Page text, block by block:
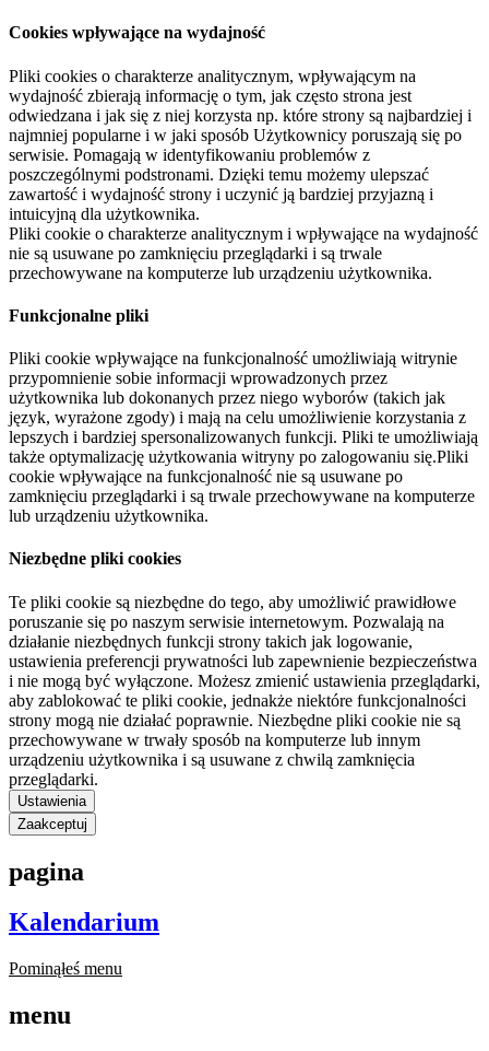
Cookies wpływające na wydajność
Pliki cookies o charakterze analitycznym, wpływającym na
wydajność zbierają informację o tym, jak często strona jest
odwiedzana i jak się z niej korzysta np. które strony są najbardziej i
najmniej popularne i w jaki sposób Użytkownicy poruszają się po
serwisie. Pomagają w identyfikowaniu problemów z
poszczególnymi podstronami. Dzięki temu możemy ulepszać
zawartość i wydajność strony i uczynić ją bardziej przyjazną i
intuicyjną dla użytkownika.
Pliki cookie o charakterze analitycznym i wpływające na wydajność
nie są usuwane po zamknięciu przeglądarki i są trwale
przechowywane na komputerze lub urządzeniu użytkownika.
Funkcjonalne pliki
Pliki cookie wpływające na funkcjonalność umożliwiają witrynie
przypomnienie sobie informacji wprowadzonych przez
użytkownika lub dokonanych przez niego wyborów (takich jak
język, wyrażone zgody) i mają na celu umożliwienie korzystania z
lepszych i bardziej spersonalizowanych funkcji. Pliki te umożliwiają
także optymalizację użytkowania witryny po zalogowaniu się.Pliki
cookie wpływające na funkcjonalność nie są usuwane po
zamknięciu przeglądarki i są trwale przechowywane na komputerze
lub urządzeniu użytkownika.
Niezbędne pliki cookies
Te pliki cookie są niezbędne do tego, aby umożliwić prawidłowe
poruszanie się po naszym serwisie internetowym. Pozwalają na
działanie niezbędnych funkcji strony takich jak logowanie,
ustawienia preferencji prywatności lub zapewnienie bezpieczeństwa
i nie mogą być wyłączone. Możesz zmienić ustawienia przeglądarki,
aby zablokować te pliki cookie, jednakże niektóre funkcjonalności
strony mogą nie działać poprawnie. Niezbędne pliki cookie nie są
przechowywane w trwały sposób na komputerze lub innym
urządzeniu użytkownika i są usuwane z chwilą zamknięcia
przeglądarki.
Ustawienia
Zaakceptuj
pagina
Kalendarium
Pominąłeś menu
menu